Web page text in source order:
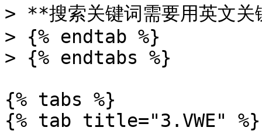
> **搜索关键词需要用英文
> {% endtab %}
> {% endtabs %}
{% tabs %}
{% tab title="3.VWE" %}